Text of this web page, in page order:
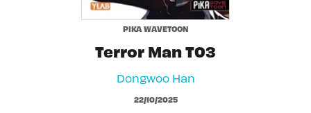
PIKA WAVETOON
Terror Man T03
Dongwoo Han
22/10/2025